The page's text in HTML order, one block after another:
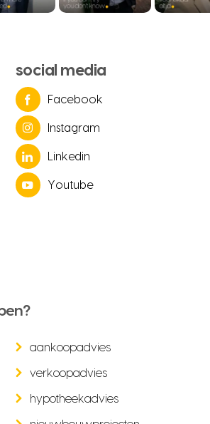
social media
Facebook
Instagram
Linkedin
Youtube
aankoopadvies
verkoopadvies
hypotheekadvies